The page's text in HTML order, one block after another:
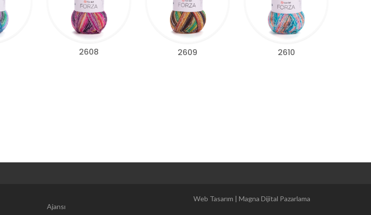
2608 2609 2610
Web Tasarım | Magna Dijital Pazarlama
Ajansı